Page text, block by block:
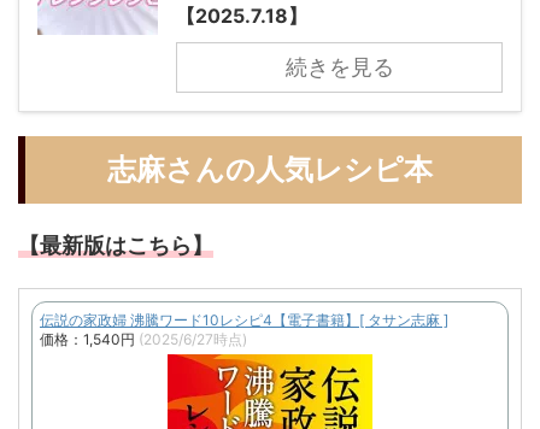
【2025.7.18】
続きを見る
志麻さんの人気レシピ本
【最新版はこちら】
伝説の家政婦 沸騰ワード10レシピ4【電子書籍】[ タサン志麻 ]
価格：1,540円 (2025/6/27時点)